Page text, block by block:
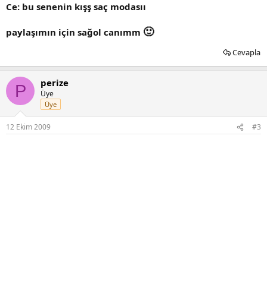
Ce: bu senenin kışş saç modasıı
paylaşımın için sağol canımm 🙂
Cevapla
P perize
Üye
Üye
12 Ekim 2009 #3